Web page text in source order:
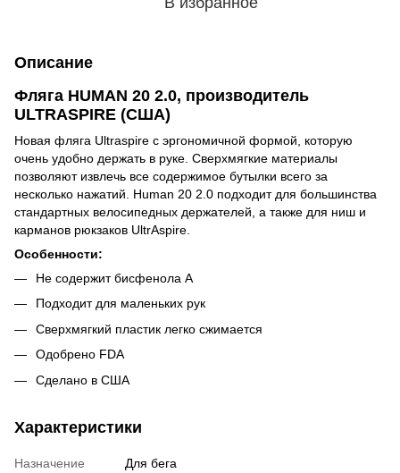
Описание
Фляга HUMAN 20 2.0, производитель
ULTRASPIRE (США)
Новая фляга Ultraspire с эргономичной формой, которую
очень удобно держать в руке. Сверхмягкие материалы
позволяют извлечь все содержимое бутылки всего за
несколько нажатий. Human 20 2.0 подходит для большинства
стандартных велосипедных держателей, а также для ниш и
карманов рюкзаков UltrAspire.
Особенности:
Не содержит бисфенола А
Подходит для маленьких рук
Сверхмягкий пластик легко сжимается
Одобрено FDA
Сделано в США
Характеристики
Назначение
Для бега